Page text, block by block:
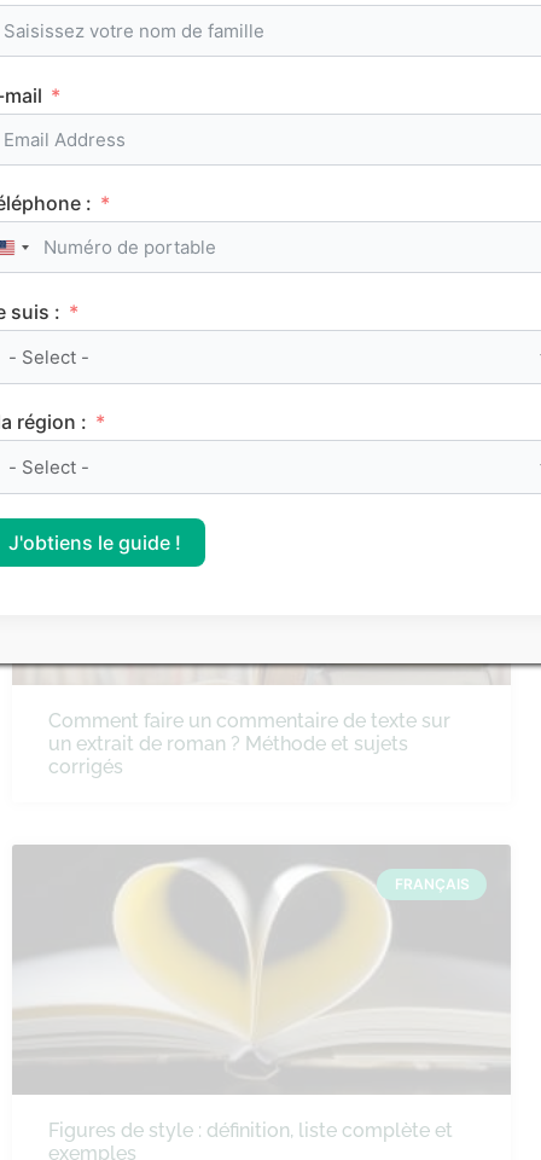
Manon Lescaut, Abbé Prévost : résumé et
analyse de l’œuvre
Comment faire un commentaire de texte sur
un extrait de roman ? Méthode et sujets
corrigés
FRANÇAIS
Figures de style : définition, liste complète et
exemples
:
United States +1
suis :
région :
J'obtiens le guide !